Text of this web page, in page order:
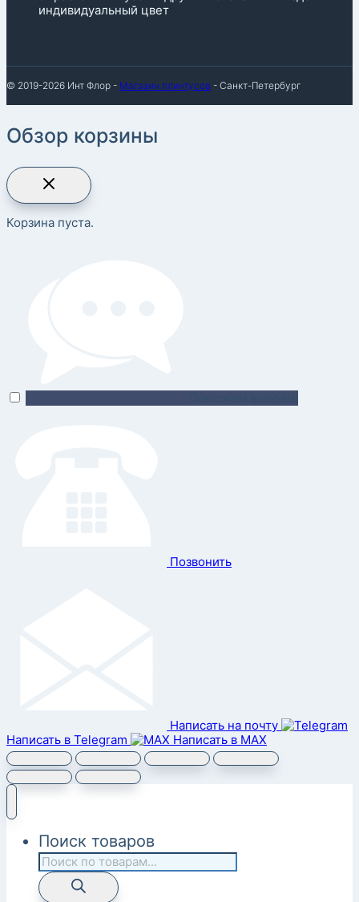
индивидуальный цвет
© 2019-2026 Инт Флор - Магазин плинтусов - Санкт-Петербург
Обзор корзины
Корзина пуста.
Позвонить
Написать на почту
Написать в Telegram
Написать в MAX
Поиск товаров